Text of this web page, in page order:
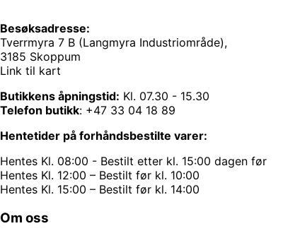
Besøksadresse:
Tverrmyra 7 B (Langmyra Industriområde),
3185 Skoppum
Link til kart
Butikkens åpningstid: Kl. 07.30 - 15.30
Telefon butikk: +47 33 04 18 89
Hentetider på forhåndsbestilte varer:
Hentes Kl. 08:00 - Bestilt etter kl. 15:00 dagen før
Hentes Kl. 12:00 – Bestilt før kl. 10:00
Hentes Kl. 15:00 – Bestilt før kl. 14:00
Om oss